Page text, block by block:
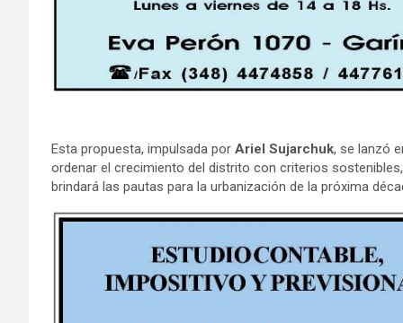
Esta propuesta, impulsada por Ariel Sujarchuk, se lanzó
ordenar el crecimiento del distrito con criterios
brindará las pautas para la urbanización de la próxima